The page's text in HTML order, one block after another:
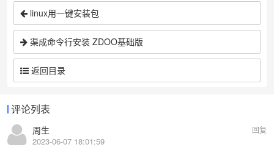
linux用一键安装包
渠成命令行安装 ZDOO基础版
返回目录
评论列表
周生
2023-06-07 18:01:59
回复